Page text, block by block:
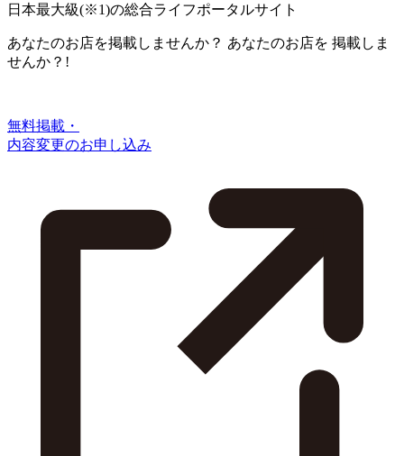
日本最大級(※1)の総合ライフポータルサイト
あなたのお店を掲載しませんか？ あなたのお店を 掲載しま
せんか？!
無料掲載・
内容変更のお申し込み